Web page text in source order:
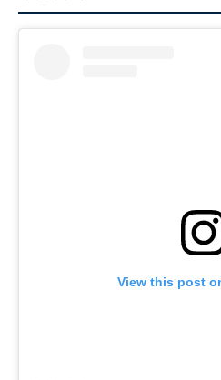
View this post